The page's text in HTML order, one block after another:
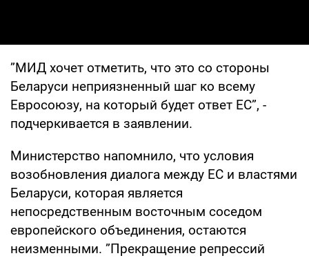
”МИД хочет отметить, что это со стороны
Беларуси неприязненный шаг ко всему
Евросоюзу, на который будет ответ ЕС”, -
подчеркивается в заявлении.
Министерство напомнило, что условия
возобновления диалога между ЕС и властями
Беларуси, которая является
непосредственным восточным соседом
европейского объединения, остаются
неизменными. ”Прекращение репрессий